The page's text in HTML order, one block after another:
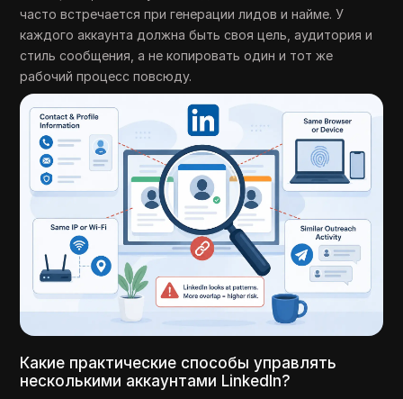
часто встречается при генерации лидов и найме. У
каждого аккаунта должна быть своя цель, аудитория и
стиль сообщения, а не копировать один и тот же
рабочий процесс повсюду.
Какие практические способы управлять
несколькими аккаунтами LinkedIn?